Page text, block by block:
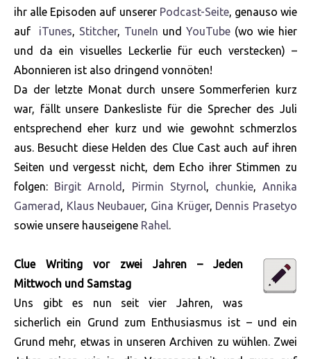
ihr alle Episoden auf unserer Podcast-Seite, genauso wie
auf iTunes, Stitcher, TuneIn und YouTube (wo wie hier
und da ein visuelles Leckerlie für euch verstecken) –
Abonnieren ist also dringend vonnöten!
Da der letzte Monat durch unsere Sommerferien kurz
war, fällt unsere Dankesliste für die Sprecher des Juli
entsprechend eher kurz und wie gewohnt schmerzlos
aus. Besucht diese Helden des Clue Cast auch auf ihren
Seiten und vergesst nicht, dem Echo ihrer Stimmen zu
folgen: Birgit Arnold , Pirmin Styrnol, chunkie,Annika
Gamerad , Klaus Neubauer, Gina Krüger, Dennis Prasetyo
sowie unsere hauseigene Rahel.
Clue Writing vor zwei Jahren – Jeden
Mittwoch und Samstag
Uns gibt es nun seit vier Jahren, was
sicherlich ein Grund zum Enthusiasmus ist – und ein
Grund mehr, etwas in unseren Archiven zu wühlen. Zwei